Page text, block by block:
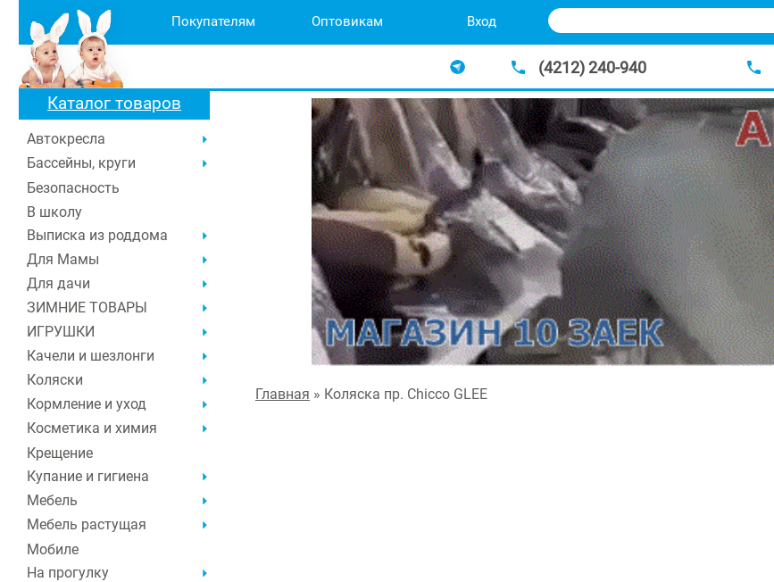
Покупателям Оптовикам Вход
(4212) 240-940
Главная » Коляска пр. Chicco GLEE
Каталог товаров
Автокресла
Бассейны, круги
Безопасность
В школу
Выписка из роддома
Для Мамы
Для дачи
ЗИМНИЕ ТОВАРЫ
ИГРУШКИ
Качели и шезлонги
Коляски
Кормление и уход
Косметика и химия
Крещение
Купание и гигиена
Мебель
Мебель растущая
Мобиле
На прогулку